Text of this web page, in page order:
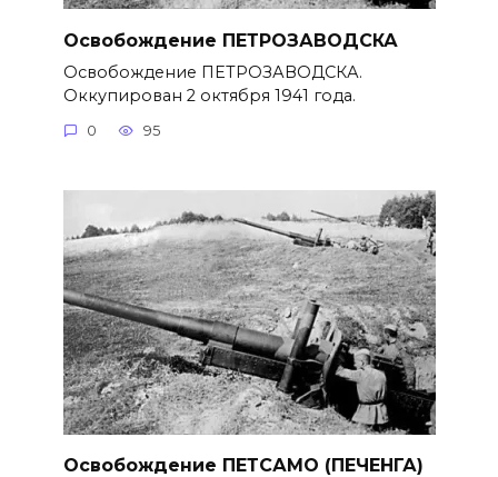
Освобождение ПЕТРОЗАВОДСКА
Освобождение ПЕТРОЗАВОДСКА.
Оккупирован 2 октября 1941 года.
0 95
Освобождение ПЕТСАМО (ПЕЧЕНГА)